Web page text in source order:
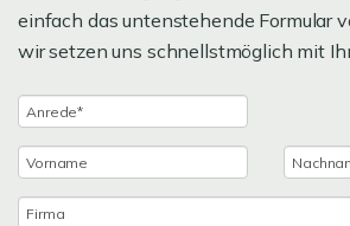
einfach das untenstehende Formular
wir setzen uns schnellstmöglich mit